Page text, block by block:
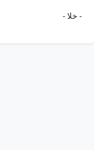
- خلا -